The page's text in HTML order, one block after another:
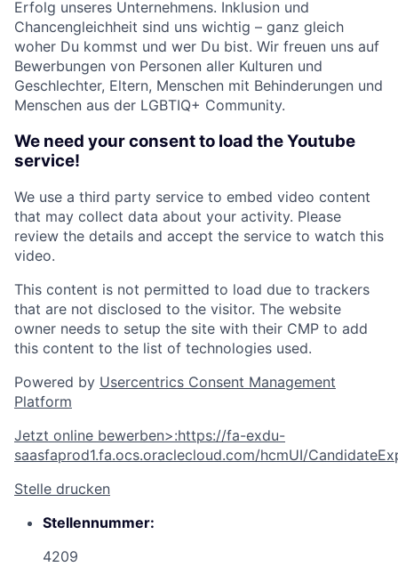
Erfolg unseres Unternehmens. Inklusion und
Chancengleichheit sind uns wichtig – ganz gleich
woher Du kommst und wer Du bist. Wir freuen uns auf
Bewerbungen von Personen aller Kulturen und
Geschlechter, Eltern, Menschen mit Behinderungen und
Menschen aus der LGBTIQ+ Community.
We need your consent to load the Youtube
service!
We use a third party service to embed video content
that may collect data about your activity. Please
review the details and accept the service to watch this
video.
This content is not permitted to load due to trackers
that are not disclosed to the visitor. The website
owner needs to setup the site with their CMP to add
this content to the list of technologies used.
Powered by Usercentrics Consent Management
Platform
Jetzt online bewerben>:https://fa-exdu-
saasfaprod1.fa.ocs.oraclecloud.com/hcmUI/
Stelle drucken
Stellennummer:
4209